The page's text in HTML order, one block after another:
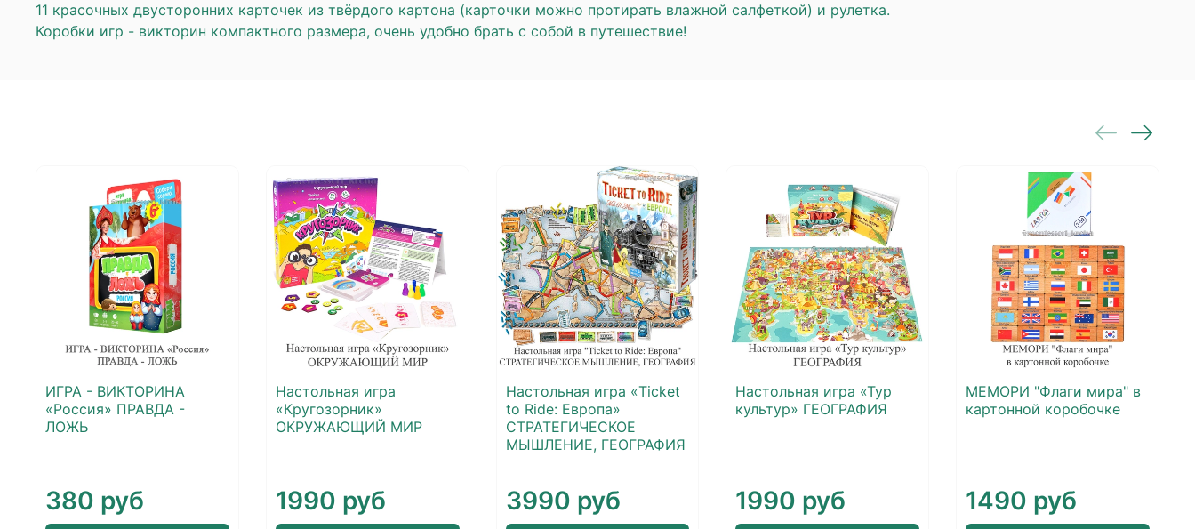
11 красочных двусторонних карточек из твёрдого картона (карточки можно протирать влажной салфеткой) и рулетка.
Коробки игр - викторин компактного размера, очень удобно брать с собой в путешествие!
ИГРА - ВИКТОРИНА
«Россия» ПРАВДА -
ЛОЖЬ
380 руб
Настольная игра
«Кругозорник»
ОКРУЖАЮЩИЙ МИР
1990 руб
Настольная игра «Ticket
to Ride: Европа»
СТРАТЕГИЧЕСКОЕ
МЫШЛЕНИЕ, ГЕОГРАФИЯ
3990 руб
Настольная игра «Тур
культур» ГЕОГРАФИЯ
1990 руб
МЕМОРИ "Флаги мира" в
картонной коробочке
1490 руб